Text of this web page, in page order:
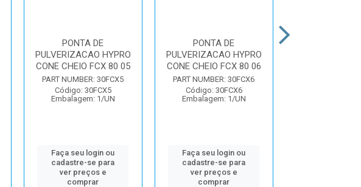
PONTA DE
PULVERIZACAO HYPRO
CONE CHEIO FCX 80 05
PART NUMBER: 30FCX5
Código: 30FCX5
Embalagem: 1/UN
Faça seu login ou
cadastre-se para
ver preços e
comprar
PONTA DE
PULVERIZACAO HYPRO
CONE CHEIO FCX 80 06
PART NUMBER: 30FCX6
Código: 30FCX6
Embalagem: 1/UN
Faça seu login ou
cadastre-se para
ver preços e
comprar